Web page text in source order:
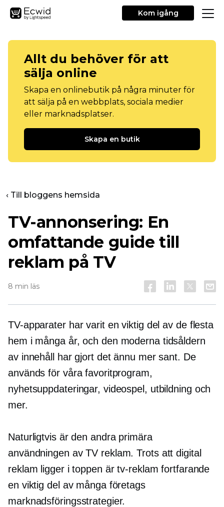
Kom igång
Allt du behöver för att
sälja online
Skapa en onlinebutik på några minuter för
att sälja på en webbplats, sociala medier
eller marknadsplatser.
Skapa en butik
‹ Till bloggens hemsida
TV-annonsering: En
omfattande guide till
reklam på TV
8 min läs
TV-apparater har varit en viktig del av de flesta
hem i många år, och den moderna tidsåldern
av innehåll har gjort det ännu mer sant. De
används för våra favoritprogram,
nyhetsuppdateringar, videospel, utbildning och
mer.
Naturligtvis är den andra primära
användningen av TV reklam. Trots att digital
reklam ligger i toppen är tv-reklam fortfarande
en viktig del av många företags
marknadsföringsstrategier.